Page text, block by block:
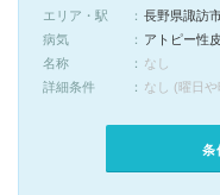
エリア・駅
長野県諏訪
病気
アトピー性
名称
なし
詳細条件
なし (曜日
条